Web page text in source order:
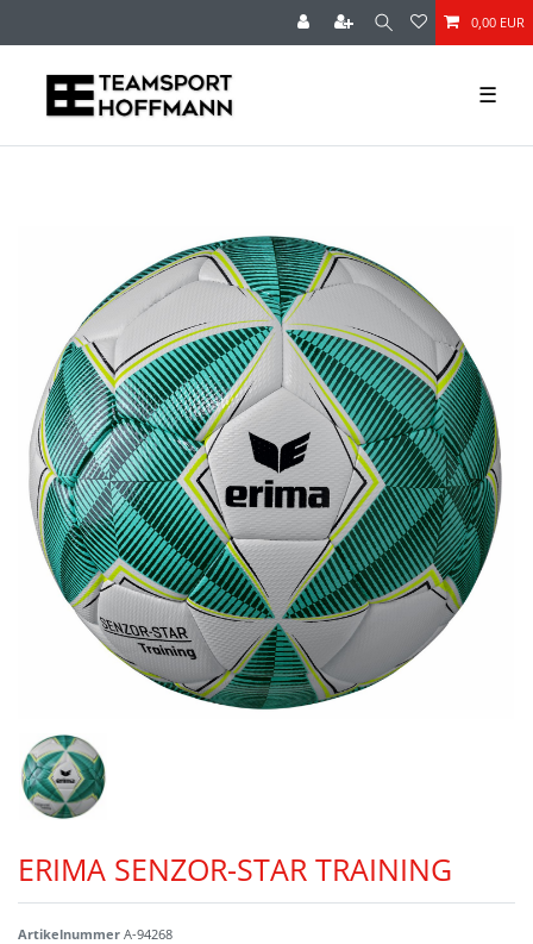
0,00 EUR
☰
ERIMA SENZOR-STAR TRAINING
Artikelnummer A-94268